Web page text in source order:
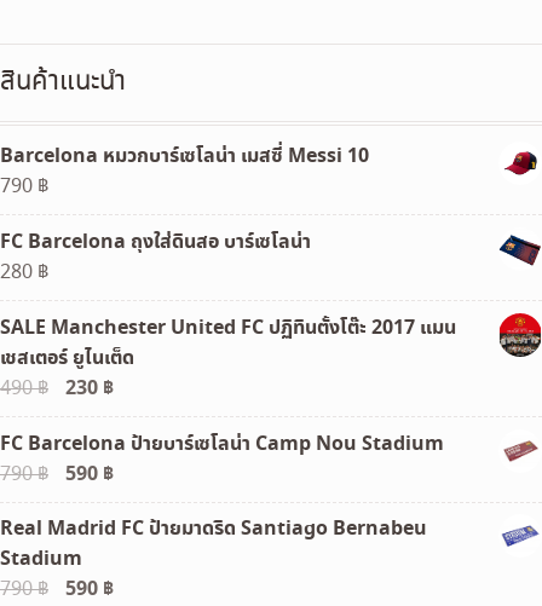
สินค้าแนะนำ
Barcelona หมวกบาร์เซโลน่า เมสซี่ Messi 10
790 ฿
FC Barcelona ถุงใส่ดินสอ บาร์เซโลน่า
280 ฿
SALE Manchester United FC ปฏิทินตั้งโต๊ะ 2017 แมน
เชสเตอร์ ยูไนเต็ด
490฿
Original
price
was:
490 ฿.
230 ฿Current
price
is:
230 ฿.
FC Barcelona ป้ายบาร์เซโลน่า Camp Nou Stadium
790฿
Original
price
was:
790 ฿.
590 ฿Current
price
is:
Real Madrid FC ป้ายมาดริด Santiago Bernabeu
Stadium
790฿
Original
590 ฿Current